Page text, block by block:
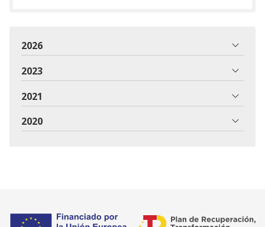
2026
2023
2021
2020